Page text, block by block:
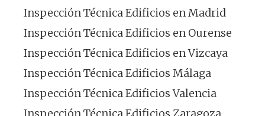
Inspección Técnica Edificios en Madrid
Inspección Técnica Edificios en Ourense
Inspección Técnica Edificios en Vizcaya
Inspección Técnica Edificios Málaga
Inspección Técnica Edificios Valencia
Inspección Técnica Edificios Zaragoza